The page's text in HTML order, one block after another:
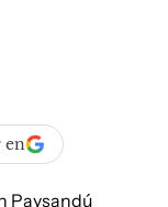
en